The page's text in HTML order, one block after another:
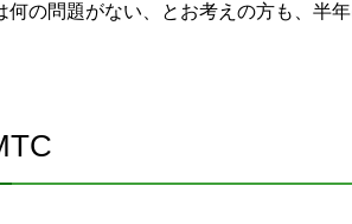
何の問題がない、とお考えの方も、半